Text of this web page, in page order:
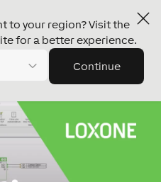
to your region? Visit the
for a better experience.
Continue